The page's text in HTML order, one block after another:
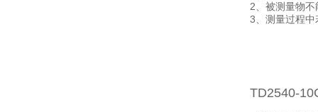
2、被测量物不
3、测量过程中
TD2540-